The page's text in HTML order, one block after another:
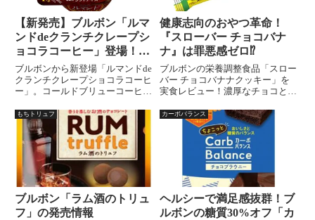
【新発売】ブルボン「ルマ
ンドdeクランチクレープシ
ョコラコーヒー」登場！コ
ーヒー×チョコ×クレープの
贅沢アイス
ブルボンから新登場「ルマンドde
クランチクレープショコラコーヒ
ー」。コールドブリューコーヒー
甘さ、サクサクのクレープ食感が
楽しめる期間限定カップアイスを
徹底紹介！
健康志向のおやつ革命！
『スローバー チョコバナ
ナ』は罪悪感ゼロ⁉︎
ブルボンの栄養調整食品「スロー
バー チョコバナナクッキー」を
実食レビュー！濃厚なチョコとバ
わりにもぴったりな1本で満足感
たっぷりのおやつ。忙しい毎日に
嬉しい栄養バーの魅力を詳しく紹
介します。
もちトリュフ
ブルボン「ラム酒のトリュ
フ」の発売情報
カーボバランス
ヘルシーで満足感抜群！ブ
ルボンの糖質30%オフ「カ